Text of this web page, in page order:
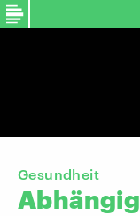
Gesundheit
Abhängig